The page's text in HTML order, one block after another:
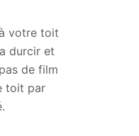
votre toit
durcir et
de film
toit par